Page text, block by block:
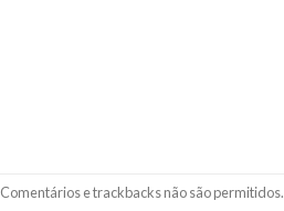
Comentários e trackbacks não são permitidos.